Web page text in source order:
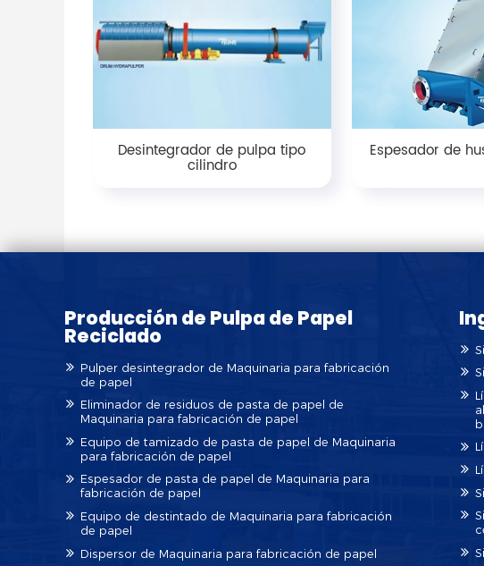
Desintegrador de pulpa tipo
cilindro
Espesador de
Producción de Pulpa de Papel
Reciclado
Pulper desintegrador de Maquinaria para fabricación
de papel
Eliminador de residuos de pasta de papel de
Maquinaria para fabricación de papel
Equipo de tamizado de pasta de papel de Maquinaria
para fabricación de papel
Espesador de pasta de papel de Maquinaria para
fabricación de papel
Equipo de destintado de Maquinaria para fabricación
de papel
Dispersor de Maquinaria para fabricación de papel